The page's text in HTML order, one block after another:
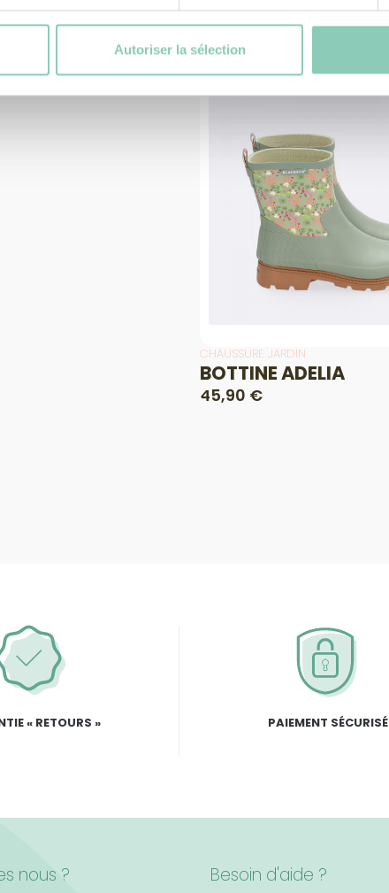
Autoriser la sélection
CHAUSSURE JARDIN
BOTTINE ADELIA
45,90 €
« RETOURS » PAIEMENT SÉCURISÉ
nous ? Besoin d'aide ?